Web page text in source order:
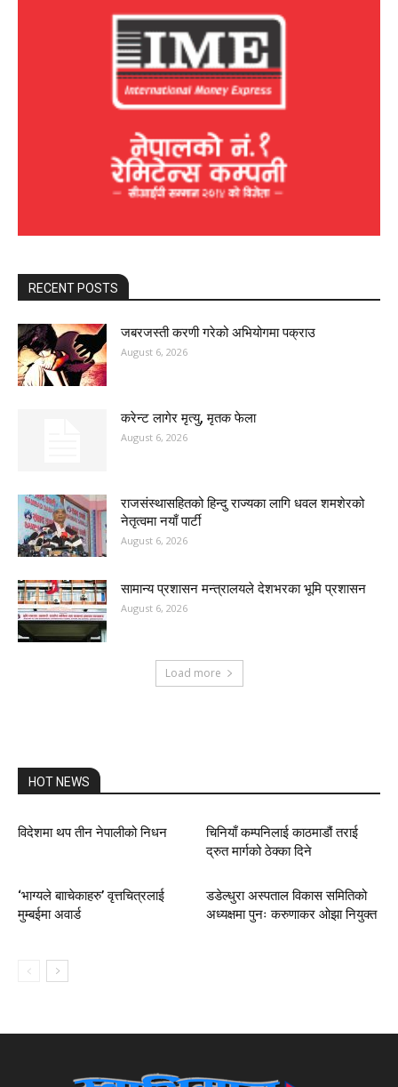
RECENT POSTS
जबरजस्ती करणी गरेको अभियोगमा पक्राउ
August 6, 2026
करेन्ट लागेर मृत्यु, मृतक फेला
August 6, 2026
राजसंस्थासहितको हिन्दु राज्यका लागि धवल शमशेरको
नेतृत्वमा नयाँ पार्टी
August 6, 2026
सामान्य प्रशासन मन्त्रालयले देशभरका भूमि प्रशासन
August 6, 2026
Load more
HOT NEWS
विदेशमा थप तीन नेपालीको निधन
चिनियाँ कम्पनिलाई काठमाडौं तराई
द्रुत मार्गको ठेक्का दिने
‘भाग्यले बााचेकाहरु’ वृत्तचित्रलाई
मुम्बईमा अवार्ड
डडेल्धुरा अस्पताल विकास समितिको
अध्यक्षमा पुनः करुणाकर ओझा नियुक्त